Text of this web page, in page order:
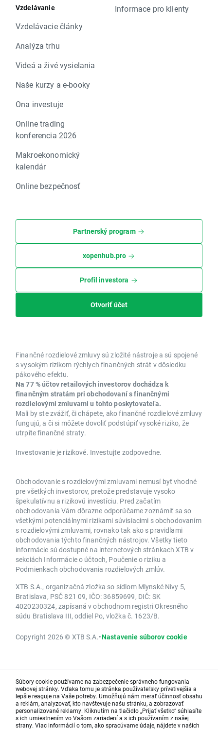
Vzdelávanie
Vzdelávacie články
Analýza trhu
Videá a živé vysielania
Naše kurzy a e-booky
Ona investuje
Online trading
konferencia 2026
Makroekonomický
kalendár
Online bezpečnosť
Informace pro klienty
Partnerský program
xopenhub.pro
Profil investora
Otvoriť účet
Finančné rozdielové zmluvy sú zložité nástroje a sú spojené
s vysokým rizikom rýchlych finančných strát v dôsledku
pákového efektu.
Na 77 % účtov retailových investorov dochádza k
finančným stratám pri obchodovaní s finančnými
rozdielovými zmluvami u tohto poskytovateľa.
Mali by ste zvážiť, či chápete, ako finančné rozdielové zmluvy
fungujú, a či si môžete dovoliť podstúpiť vysoké riziko, že
utrpíte finančné straty.
Investovanie je rizikové. Investujte zodpovedne.
Obchodovanie s rozdielovými zmluvami nemusí byť vhodné
pre všetkých investorov, pretože predstavuje vysoko
špekulatívnu a rizikovú investíciu. Pred začatím
obchodovania Vám dôrazne odporúčame zoznámiť sa so
všetkými potenciálnymi rizikami súvisiacimi s obchodovaním
s rozdielovými zmluvami, rovnako tak ako s pravidlami
obchodovania týchto finančných nástrojov. Všetky tieto
informácie sú dostupné na internetových stránkach XTB v
sekciách Informácie o účtoch, Poučenie o riziku a
Podmienkach obchodovania rozdielových zmlúv.
XTB S.A., organizačná zložka so sídlom Mlynské Nivy 5,
Bratislava, PSČ 821 09, IČO: 36859699, DIČ: SK
4020230324, zapísaná v obchodnom registri Okresného
súdu Bratislava III, oddiel Po, vložka č. 1623/B.
Copyright 2026 © XTB S.A.•Nastavenie súborov cookie
Súbory cookie používame na zabezpečenie správneho fungovania
webovej stránky. Vďaka tomu je stránka používateľsky prívetivejšia a
lepšie reaguje na Vaše potreby. Umožňujú nám merať účinnosť obsahu
a reklám, analyzovať, kto navštevuje našu stránku, a zobrazovať
personalizované reklamy. Kliknutím na tlačidlo „Prijať všetko“ súhlasíte
s ich umiestnením vo Vašom zariadení a s ich používaním z našej
strany. Viac informácií o tom, ako spracúvame údaje, nájdete v našich